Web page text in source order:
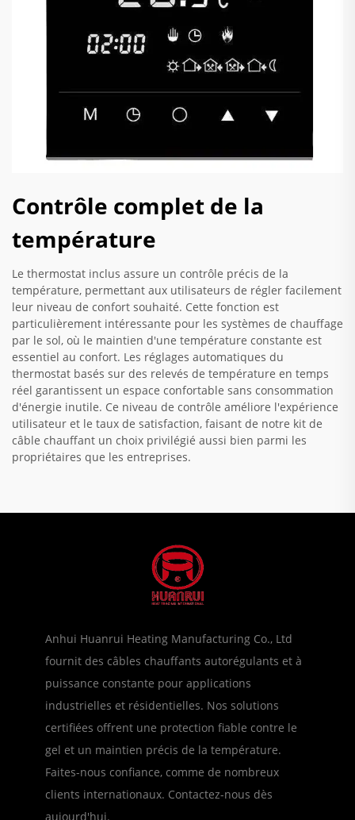
Contrôle complet de la
température
Le thermostat inclus assure un contrôle précis de la
température, permettant aux utilisateurs de régler facilement
leur niveau de confort souhaité. Cette fonction est
particulièrement intéressante pour les systèmes de chauffage
par le sol, où le maintien d'une température constante est
essentiel au confort. Les réglages automatiques du
thermostat basés sur des relevés de température en temps
réel garantissent un espace confortable sans consommation
d'énergie inutile. Ce niveau de contrôle améliore l'expérience
utilisateur et le taux de satisfaction, faisant de notre kit de
câble chauffant un choix privilégié aussi bien parmi les
propriétaires que les entreprises.
Anhui Huanrui Heating Manufacturing Co., Ltd
fournit des câbles chauffants autorégulants et à
puissance constante pour applications
industrielles et résidentielles. Nos solutions
certifiées offrent une protection fiable contre le
gel et un maintien précis de la température.
Faites-nous confiance, comme de nombreux
clients internationaux. Contactez-nous dès
aujourd'hui.